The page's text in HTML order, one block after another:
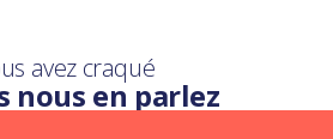
avez craqué
nous en parlez